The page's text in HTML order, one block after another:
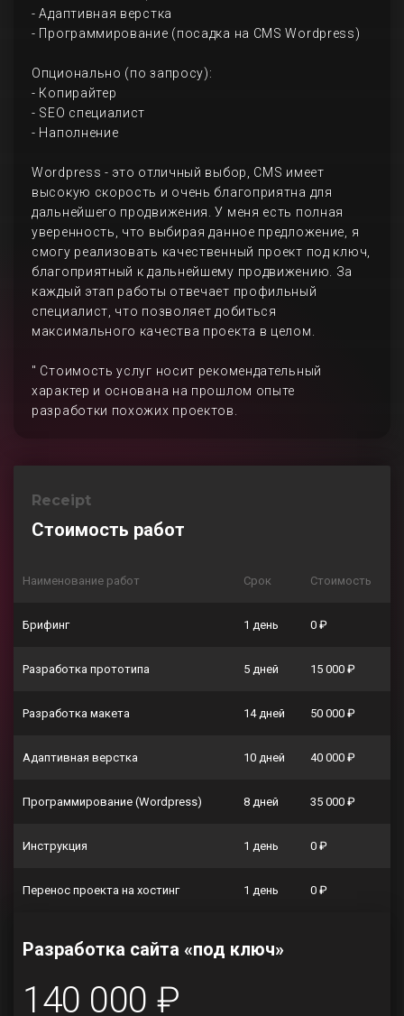
- Адаптивная верстка
- Программирование (посадка на CMS Wordpress)
Опционально (по запросу):
- Копирайтер
- SEO специалист
- Наполнение
Wordpress - это отличный выбор, CMS имеет
высокую скорость и очень благоприятна для
дальнейшего продвижения. У меня есть полная
уверенность, что выбирая данное предложение, я
смогу реализовать качественный проект под ключ,
благоприятный к дальнейшему продвижению. За
каждый этап работы отвечает профильный
специалист, что позволяет добиться
максимального качества проекта в целом.
" Стоимость услуг носит рекомендательный
характер и основана на прошлом опыте
разработки похожих проектов.
Receipt
Стоимость работ
Наименование работ Срок Стоимость
Брифинг 1 день 0 ₽
Разработка прототипа 5 дней 15 000 ₽
Разработка макета 14 дней 50 000 ₽
Адаптивная верстка 10 дней 40 000 ₽
Программирование (Wordpress) 8 дней 35 000 ₽
Инструкция 1 день 0 ₽
Перенос проекта на хостинг 1 день 0 ₽
Разработка сайта «под ключ»
140 000 ₽